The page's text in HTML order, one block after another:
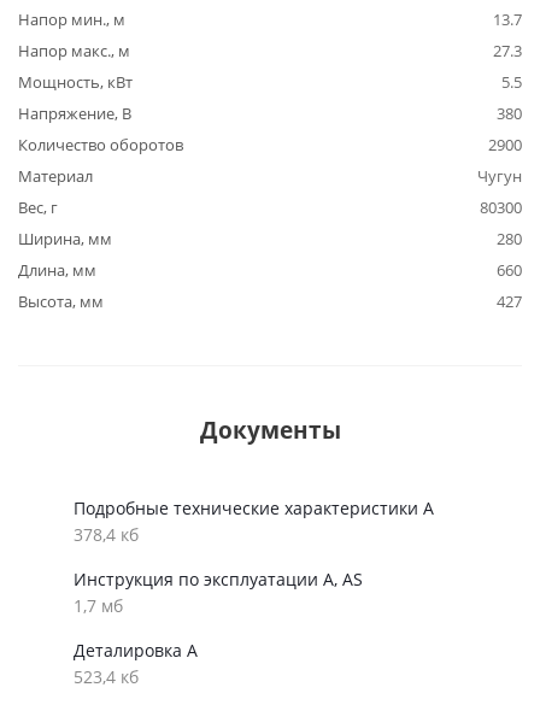
Напор мин., м
13.7
Напор макс., м
27.3
Мощность, кВт
5.5
Напряжение, В
380
Количество оборотов
2900
Материал
Чугун
Вес, г
80300
Ширина, мм
280
Длина, мм
660
Высота, мм
427
Документы
Подробные технические характеристики A
378,4 кб
Инструкция по эксплуатации A, AS
1,7 мб
Деталировка A
523,4 кб